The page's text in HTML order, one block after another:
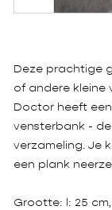
Deze prachtige
of andere kleine
Doctor heeft
vensterbank -
verzameling. Je
een plank
Grootte:
l: 25